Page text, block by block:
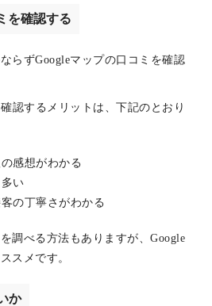
を確認する
らずGoogleマップの口コミを確認
認するメリットは、下記のとおり
感想がわかる
い
の丁寧さがわかる
調べる方法もありますが、Google
スメです。
か